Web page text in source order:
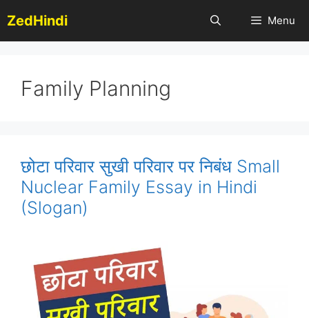
to
content
ZedHindi Menu
Family Planning
छोटा परिवार सुखी परिवार पर निबंध Small
Nuclear Family Essay in Hindi
(Slogan)